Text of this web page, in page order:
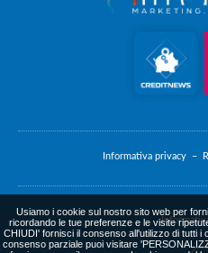
Informativa privacy –
Usiamo i cookie sul nostro sito web per
ricordando le tue preferenze e le visite
CHIUDI' fornisci il consenso all'utilizzo di tutti i
consenso parziale puoi visitare